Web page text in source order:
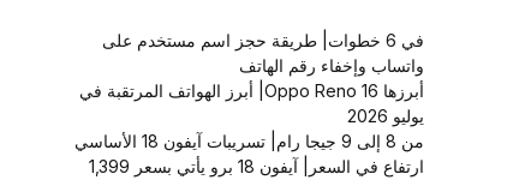
في 6 خطوات| طريقة حجز اسم مستخدم على
واتساب وإخفاء رقم الهاتف
أبرزها Oppo Reno 16| أبرز الهواتف المرتقبة في
يوليو 2026
من 8 إلى 9 جيجا رام| تسريبات آيفون 18 الأساسي
ارتفاع في السعر| آيفون 18 برو يأتي بسعر 1,399